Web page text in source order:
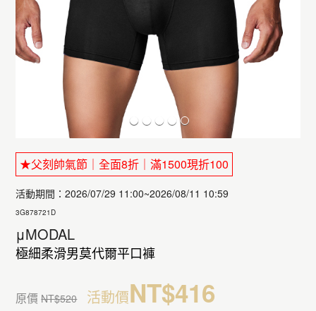
★父刻帥氣節｜全面8折｜滿1500現折100
活動期間：2026/07/29 11:00~2026/08/11 10:59
3G878721D
μMODAL
極細柔滑男莫代爾平口褲
原價NT$520 活動價NT$416